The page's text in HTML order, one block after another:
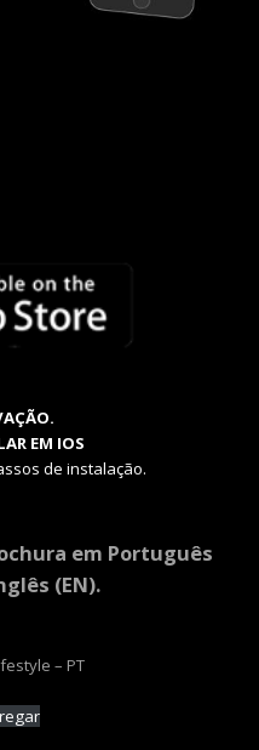
EM IOS
de instalação.
em Português
(EN).
– PT